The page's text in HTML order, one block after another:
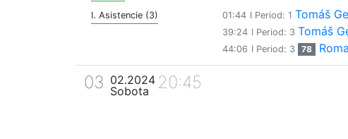
I. Asistencie (3) 01:44 I Period: 1 Tomáš
39:24 I Period: 3 Tomáš
44:06 I Period: 3 78
03 02.2024
Sobota
20:45